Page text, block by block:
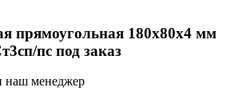
прямоугольная 180x80x4 мм
пс под заказ
наш менеджер